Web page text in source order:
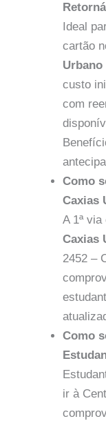
Ideal
cartão
Urbano
custo
com
Como
Caxias
A 1ª
Caxias
2452 –
Como
ir à